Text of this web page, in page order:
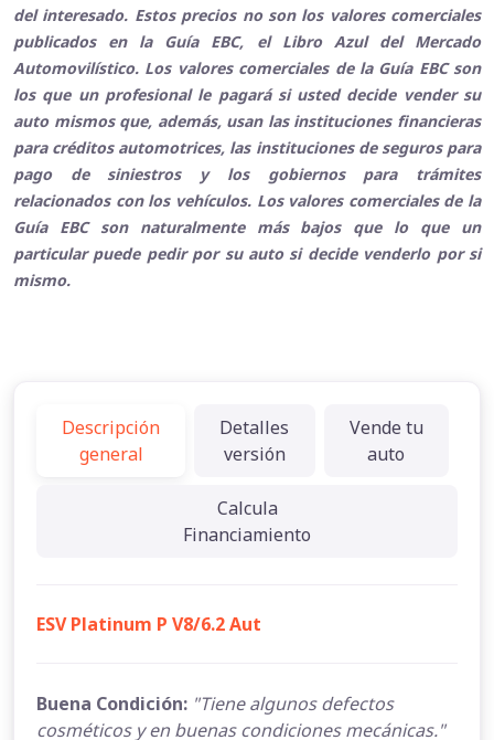
del interesado. Estos precios no son los valores comerciales
publicados en la Guía EBC, el Libro Azul del Mercado
Automovilístico. Los valores comerciales de la Guía EBC son
los que un profesional le pagará si usted decide vender su
auto mismos que, además, usan las instituciones financieras
para créditos automotrices, las instituciones de seguros para
pago de siniestros y los gobiernos para trámites
relacionados con los vehículos. Los valores comerciales de la
Guía EBC son naturalmente más bajos que lo que un
particular puede pedir por su auto si decide venderlo por si
mismo.
Descripción
general
Detalles
versión
Vende tu
auto
Calcula
Financiamiento
ESV Platinum P V8/6.2 Aut
Buena Condición: "Tiene algunos defectos
cosméticos y en buenas condiciones mecánicas."